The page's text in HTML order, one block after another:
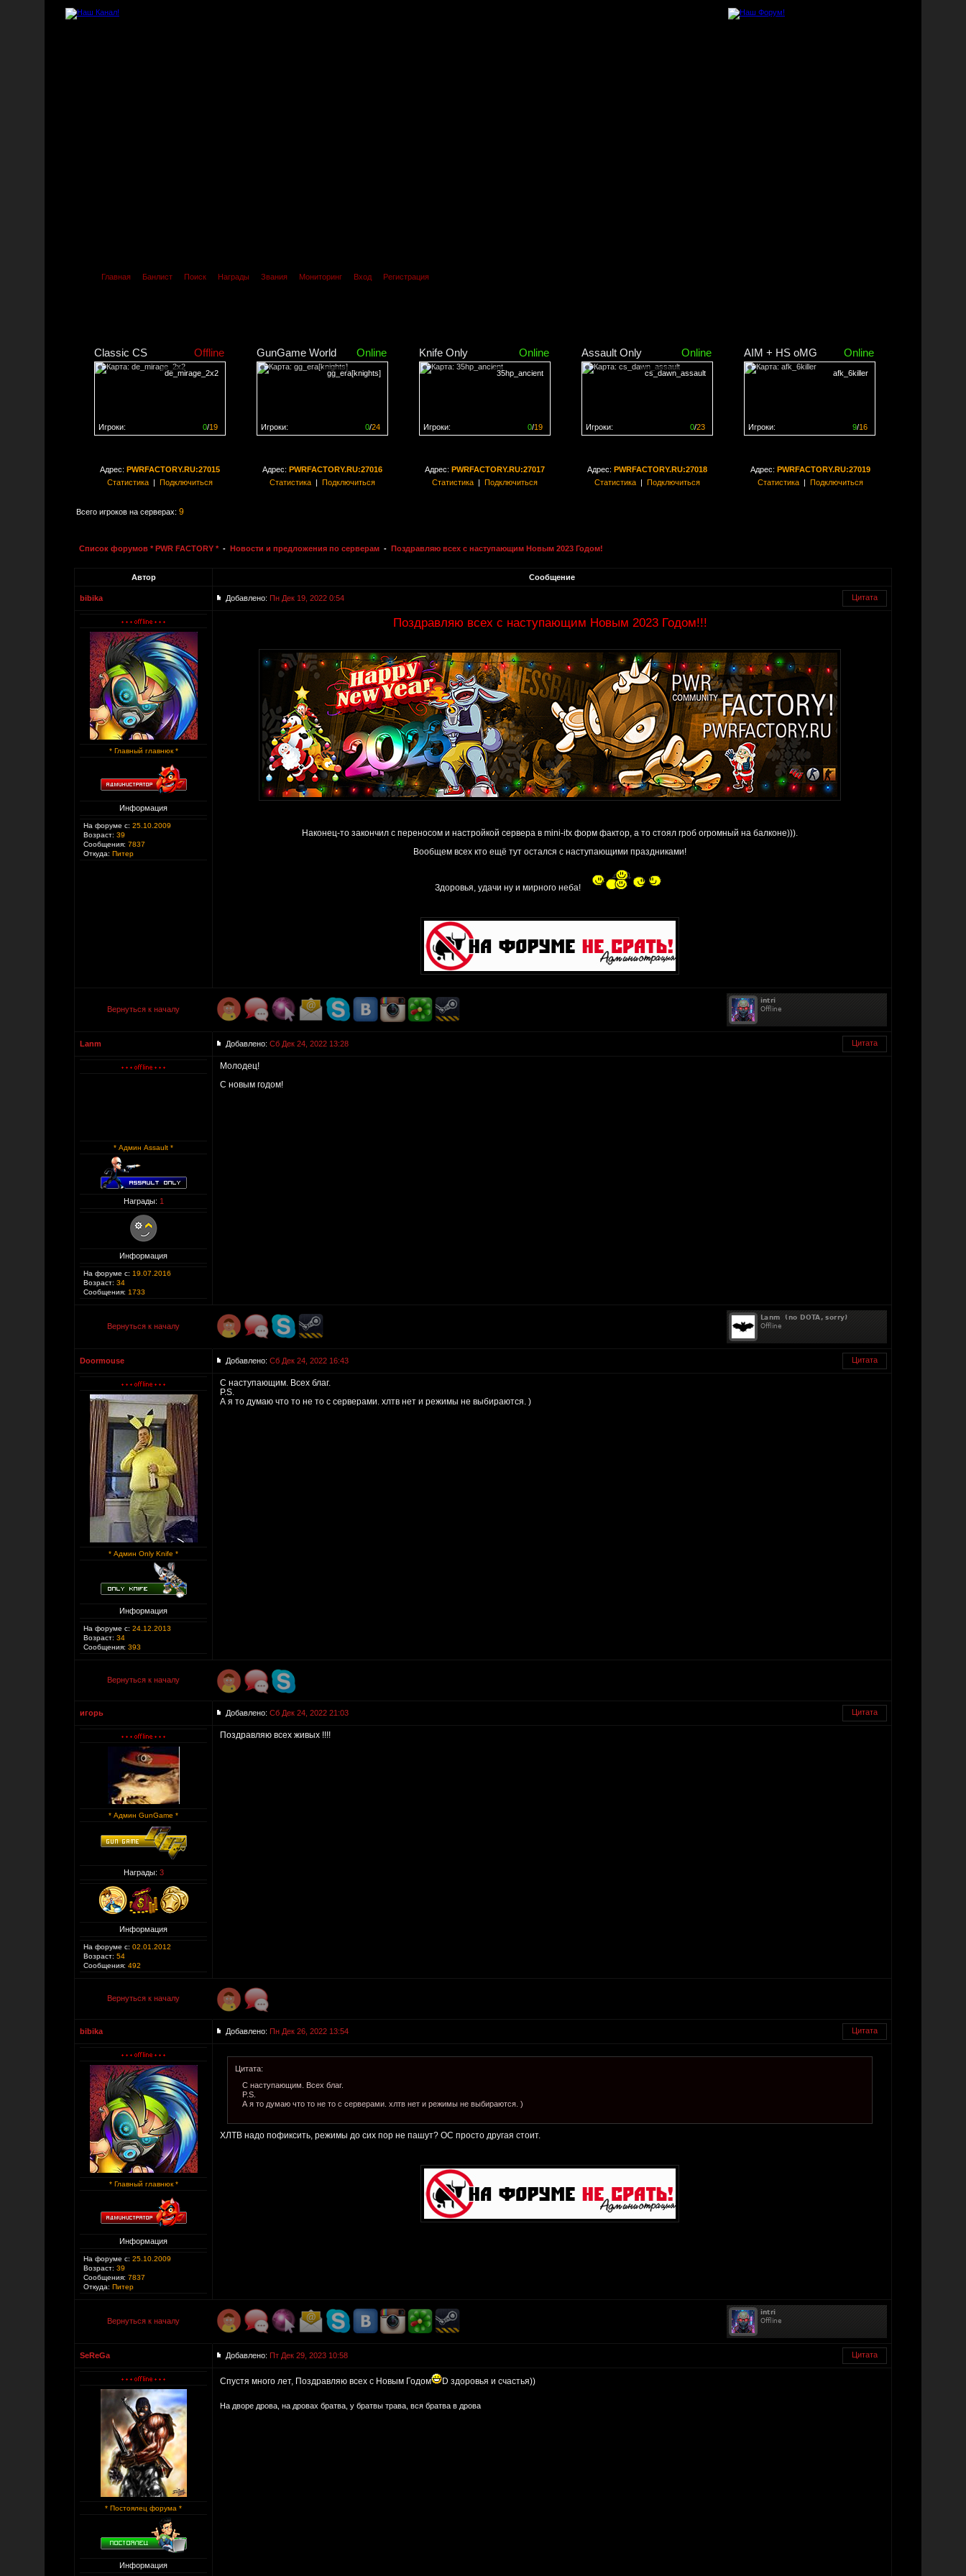
Главная Банлист Поиск Награды Звания Мониторинг Вход Регистрация
Classic CS Offline
de_mirage_2x2
0/19
Игроки:
GunGame World Online
gg_era[knights]
0/24
Игроки:
Knife Only Online
35hp_ancient
0/19
Игроки:
Assault Only Online
cs_dawn_assault
0/23
Игроки:
AIM + HS oMG Online
afk_6killer
9/16
Игроки:
Адрес: PWRFACTORY.RU:27015
Статистика| Подключиться
Адрес: PWRFACTORY.RU:27016
Статистика| Подключиться
Адрес: PWRFACTORY.RU:27017
Статистика| Подключиться
Адрес: PWRFACTORY.RU:27018
Статистика| Подключиться
Адрес: PWRFACTORY.RU:27019
Статистика| Подключиться
Всего игроков на серверах: 9
Список форумов * PWR FACTORY * - Новости и предложения по серверам - Поздравляю всех с наступающим Новым 2023 Годом!
Автор Сообщение
bibika Добавлено: Пн Дек 19, 2022 0:54 Цитата
* Главный главнюк *
Информация
На форуме с: 25.10.2009
Возраст: 39
Сообщения: 7837
Откуда: Питер
Поздравляю всех с наступающим Новым 2023 Годом!!!
Наконец-то закончил с переносом и настройкой сервера в mini-itx форм фактор, а то стоял гроб огромный на балконе))).
Вообщем всех кто ещё тут остался с наступающими праздниками!
Здоровья, удачи ну и мирного неба!
Вернуться к началу
Lanm Добавлено: Сб Дек 24, 2022 13:28 Цитата
* Админ Assault *
Награды: 1
Информация
На форуме с: 19.07.2016
Возраст: 34
Сообщения: 1733
Молодец!
С новым годом!
Вернуться к началу
Doormouse Добавлено: Сб Дек 24, 2022 16:43 Цитата
* Админ Only Knife *
Информация
На форуме с: 24.12.2013
Возраст: 34
Сообщения: 393
С наступающим. Всех благ.
P.S.
А я то думаю что то не то с серверами. хлтв нет и режимы не выбираются. )
Вернуться к началу
игорь Добавлено: Сб Дек 24, 2022 21:03 Цитата
* Админ GunGame *
Награды: 3
Информация
На форуме с: 02.01.2012
Возраст: 54
Сообщения: 492
Поздравляю всех живых !!!!
Вернуться к началу
bibika Добавлено: Пн Дек 26, 2022 13:54 Цитата
* Главный главнюк *
Информация
На форуме с: 25.10.2009
Возраст: 39
Сообщения: 7837
Откуда: Питер
Цитата:
С наступающим. Всех благ.
P.S.
А я то думаю что то не то с серверами. хлтв нет и режимы не выбираются. )
ХЛТВ надо пофиксить, режимы до сих пор не пашут? ОС просто другая стоит.
Вернуться к началу
SeReGa Добавлено: Пт Дек 29, 2023 10:58 Цитата
* Постоялец форума *
Информация
Спустя много лет, Поздравляю всех с Новым Годом D здоровья и счастья))
На дворе дрова, на дровах братва, у братвы трава, вся братва в дрова